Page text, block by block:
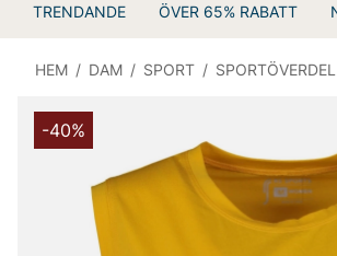
TRENDANDE ÖVER 65% RABATT
HEM / DAM / SPORT /
-40%